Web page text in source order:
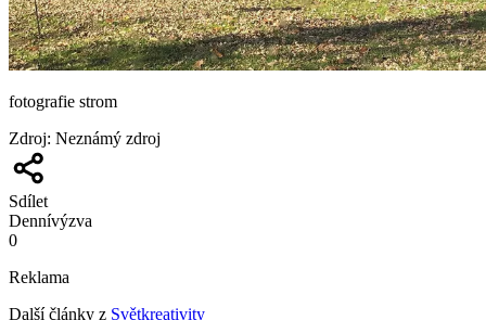
fotografie strom
Zdroj: Neznámý zdroj
Sdílet
Dennívýzva
0
Reklama
Další články z Světkreativity